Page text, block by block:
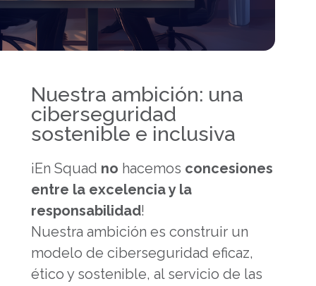
Nuestra ambición: una
ciberseguridad
sostenible e inclusiva
¡En Squad no hacemos concesiones
entre la excelencia y la
responsabilidad!
Nuestra ambición es construir un
modelo de ciberseguridad eficaz,
ético y sostenible, al servicio de las